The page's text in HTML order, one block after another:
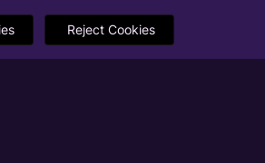
Reject Cookies